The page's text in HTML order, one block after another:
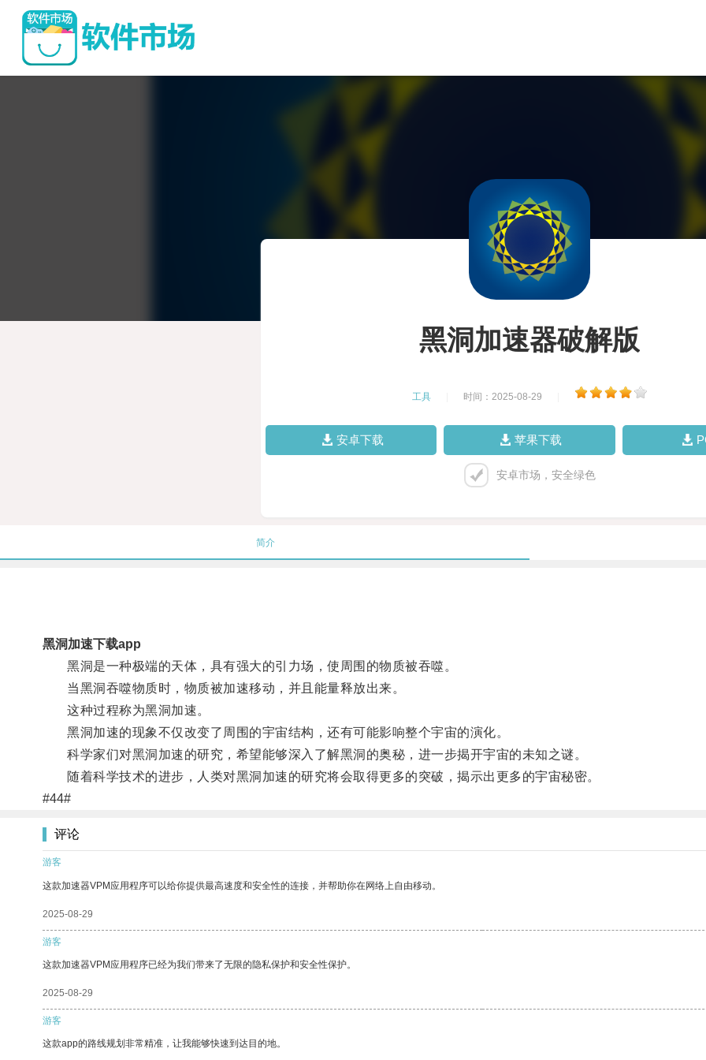
黑洞加速器破解版
工具 时间：2025-08-29
安卓下载 苹果下载
安卓市场，安全绿色
简介
黑洞加速下载app
黑洞是一种极端的天体，具有强大的引力场，使周围的物质被吞噬。
当黑洞吞噬物质时，物质被加速移动，并且能量释放出来。
这种过程称为黑洞加速。
黑洞加速的现象不仅改变了周围的宇宙结构，还有可能影响整个宇宙的演化。
科学家们对黑洞加速的研究，希望能够深入了解黑洞的奥秘，进一步揭开宇宙的未知之谜。
随着科学技术的进步，人类对黑洞加速的研究将会取得更多的突破，揭示出更多的宇宙秘密。
#44#
评论
游客
这款加速器VPM应用程序可以给你提供最高速度和安全性的连接，并帮助你在网络上自由移动。
2025-08-29
游客
这款加速器VPM应用程序已经为我们带来了无限的隐私保护和安全性保护。
2025-08-29
游客
这款app的路线规划非常精准，让我能够快速到达目的地。